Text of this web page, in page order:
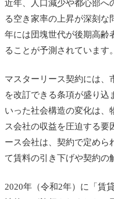
近年、人口減少や都心部へ
る空き家率の上昇が深刻な
年には団塊世代が後期高齢
ることが予測されています。
マスターリース契約には、
を改訂できる条項が盛り込
いった社会構造の変化は、
ス会社の収益を圧迫する要
ース会社は、契約で定めら
て賃料の引き下げや契約の
2020年（令和2年）に「賃